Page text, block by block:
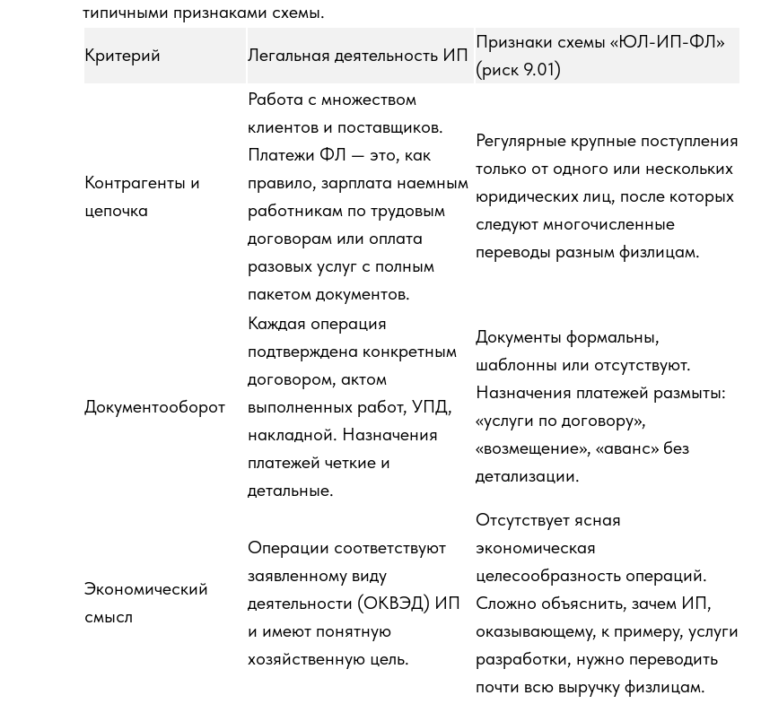
типичными признаками схемы.
Критерий
Легальная деятельность ИП
Признаки схемы «ЮЛ-ИП-ФЛ»
(риск 9.01)
Контрагенты и
цепочка
Работа с множеством
клиентов и поставщиков.
Платежи ФЛ — это, как
правило, зарплата наемным
работникам по трудовым
договорам или оплата
разовых услуг с полным
пакетом документов.
Регулярные крупные поступления
только от одного или нескольких
юридических лиц, после которых
следуют многочисленные
переводы разным физлицам.
Документооборот
Каждая операция
подтверждена конкретным
договором, актом
выполненных работ, УПД,
накладной. Назначения
платежей четкие и
детальные.
Документы формальны,
шаблонны или отсутствуют.
Назначения платежей размыты:
«услуги по договору»,
«возмещение», «аванс» без
детализации.
Экономический
смысл
Операции соответствуют
заявленному виду
деятельности (ОКВЭД) ИП
и имеют понятную
хозяйственную цель.
Отсутствует ясная
экономическая
целесообразность операций.
Сложно объяснить, зачем ИП,
оказывающему, к примеру, услуги
разработки, нужно переводить
почти всю выручку физлицам.